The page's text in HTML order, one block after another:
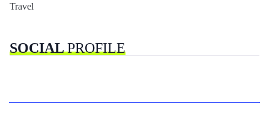
Travel
SOCIALPROFILE